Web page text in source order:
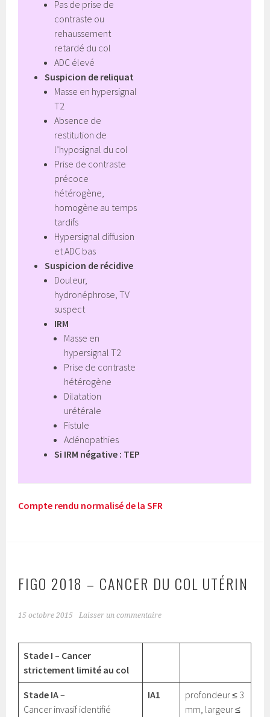
Pas de prise de
contraste ou
rehaussement
retardé du col
ADC élevé
Suspicion de reliquat
Masse en hypersignal
T2
Absence de
restitution de
l’hyposignal du col
Prise de contraste
précoce
hétérogène,
homogène au temps
tardifs
Hypersignal diffusion
et ADC bas
Suspicion de récidive
Douleur,
hydronéphrose, TV
suspect
IRM
Masse en
hypersignal T2
Prise de contraste
hétérogène
Dilatation
urétérale
Fistule
Adénopathies
Si IRM négative : TEP
Compte rendu normalisé de la SFR
FIGO 2018 – CANCER DU COL UTÉRIN
15 octobre 2015 Laisser un commentaire
Stade I – Cancer
strictement limité au col
Stade IA–
Cancer invasif identifié
IA1
profondeur ≤ 3
mm, largeur ≤